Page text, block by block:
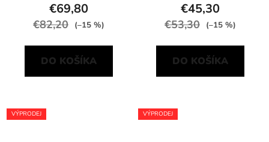
€69,80
€82,20 (–15 %)
DO KOŠÍKA
€45,30
€53,30 (–15 %)
DO KOŠÍKA
VÝPRODEJ VÝPRODEJ